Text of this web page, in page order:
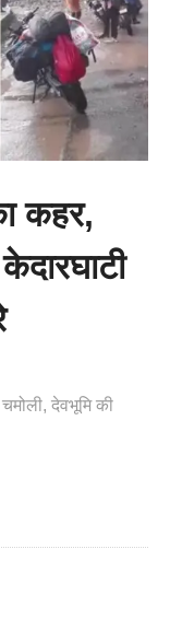
कहर,
चमोली देवभूमि की